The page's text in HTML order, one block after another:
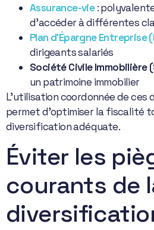
Assurance-vie:
d’accéder à différentes
Plan d’Épargne Entreprise
dirigeants salariés
Société Civile Immobilière
un patrimoine immobilier
L’utilisation coordonnée de
permet d’optimiser la fiscalité
diversification adéquate.
Éviter les
courants de